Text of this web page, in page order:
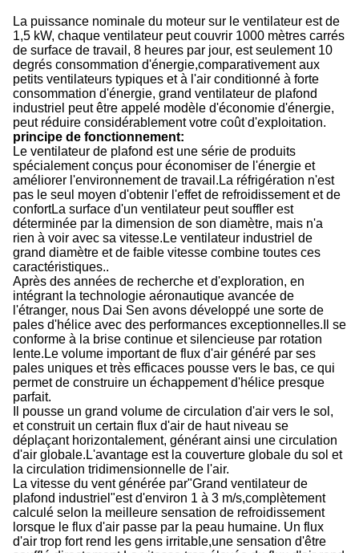
La puissance nominale du moteur sur le ventilateur est de
1,5 kW, chaque ventilateur peut couvrir 1000 mètres carrés
de surface de travail, 8 heures par jour, est seulement 10
degrés consommation d'énergie,comparativement aux
petits ventilateurs typiques et à l'air conditionné à forte
consommation d'énergie, grand ventilateur de plafond
industriel peut être appelé modèle d'économie d'énergie,
peut réduire considérablement votre coût d'exploitation.
principe de fonctionnement:
Le ventilateur de plafond est une série de produits
spécialement conçus pour économiser de l'énergie et
améliorer l'environnement de travail.La réfrigération n'est
pas le seul moyen d'obtenir l'effet de refroidissement et de
confortLa surface d'un ventilateur peut souffler est
déterminée par la dimension de son diamètre, mais n'a
rien à voir avec sa vitesse.Le ventilateur industriel de
grand diamètre et de faible vitesse combine toutes ces
caractéristiques..
Après des années de recherche et d'exploration, en
intégrant la technologie aéronautique avancée de
l'étranger, nous Dai Sen avons développé une sorte de
pales d'hélice avec des performances exceptionnelles.Il se
conforme à la brise continue et silencieuse par rotation
lente.Le volume important de flux d'air généré par ses
pales uniques et très efficaces pousse vers le bas, ce qui
permet de construire un échappement d'hélice presque
parfait.
Il pousse un grand volume de circulation d'air vers le sol,
et construit un certain flux d'air de haut niveau se
déplaçant horizontalement, générant ainsi une circulation
d'air globale.L'avantage est la couverture globale du sol et
la circulation tridimensionnelle de l'air.
La vitesse du vent générée par"Grand ventilateur de
plafond industriel "est d'environ 1 à 3 m/s,complètement
calculé selon la meilleure sensation de refroidissement
lorsque le flux d'air passe par la peau humaine. Un flux
d'air trop fort rend les gens irritable,une sensation d'être